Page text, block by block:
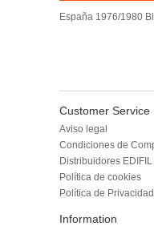
España 1976/1980
Customer Service
Aviso legal
Condiciones de
Distribuidores EDIFIL
Política de cookies
Política de Privacidad
Information